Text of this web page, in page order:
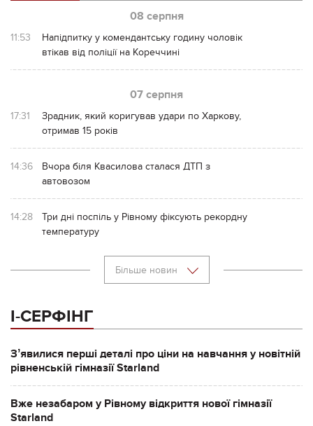
08 серпня
11:53
Напідпитку у комендантську годину чоловік
втікав від поліції на Кореччині
07 серпня
17:31
Зрадник, який коригував удари по Харкову,
отримав 15 років
14:36
Вчора біля Квасилова сталася ДТП з
автовозом
14:28
Три дні поспіль у Рівному фіксують рекордну
температуру
Більше новин
І-СЕРФІНГ
Зʼявилися перші деталі про ціни на навчання у новітній
рівненській гімназії Starland
Вже незабаром у Рівному відкриття нової гімназії
Starland